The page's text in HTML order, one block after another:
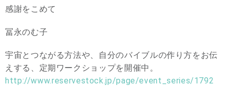
感謝をこめて
冨永のむ子
宇宙とつながる方法や、自分のバイブルの作り方をお伝
えする、定期ワークショップを開催中。
http://www.reservestock.jp/page/event_series/1792